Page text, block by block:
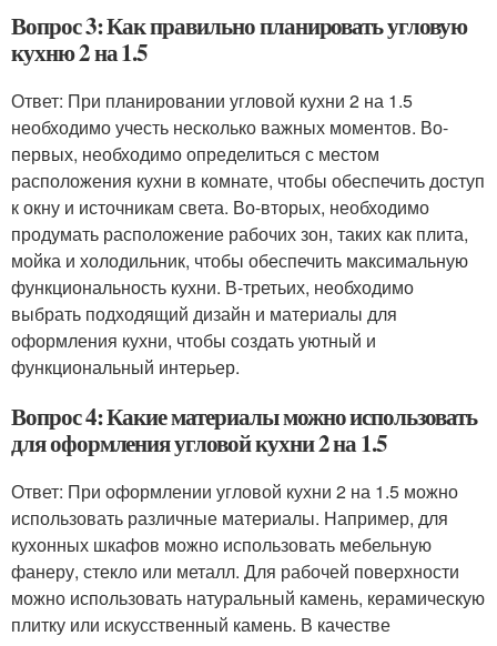
Вопрос 3: Как правильно планировать угловую
кухню 2 на 1.5
Ответ: При планировании угловой кухни 2 на 1.5
необходимо учесть несколько важных моментов. Во-
первых, необходимо определиться с местом
расположения кухни в комнате, чтобы обеспечить доступ
к окну и источникам света. Во-вторых, необходимо
продумать расположение рабочих зон, таких как плита,
мойка и холодильник, чтобы обеспечить максимальную
функциональность кухни. В-третьих, необходимо
выбрать подходящий дизайн и материалы для
оформления кухни, чтобы создать уютный и
функциональный интерьер.
Вопрос 4: Какие материалы можно использовать
для оформления угловой кухни 2 на 1.5
Ответ: При оформлении угловой кухни 2 на 1.5 можно
использовать различные материалы. Например, для
кухонных шкафов можно использовать мебельную
фанеру, стекло или металл. Для рабочей поверхности
можно использовать натуральный камень, керамическую
плитку или искусственный камень. В качестве